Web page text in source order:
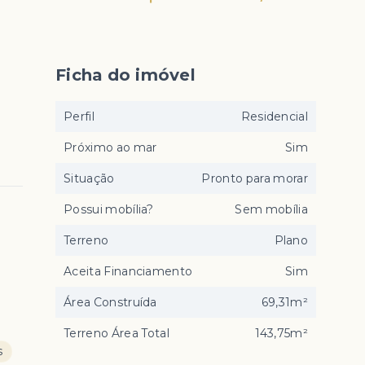
Ficha do imóvel
Perfil Residencial
Próximo ao mar Sim
Situação Pronto para morar
Possui mobília? Sem mobília
Terreno Plano
Aceita Financiamento Sim
Área Construída 69,31m²
Terreno Área Total 143,75m²